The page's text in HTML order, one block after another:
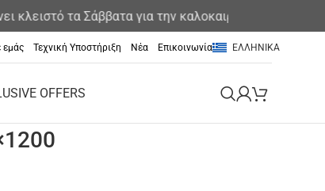
κλειστό τα Σάββατα για την καλοκαιρινή περίοδο
εμάς Τεχνική Υποστήριξη Νέα Επικοινωνία ΕΛΛΗΝΙΚΆ
OFFERS